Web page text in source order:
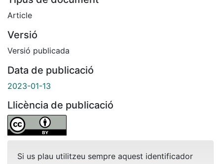
Article
Versió
Versió publicada
Data de publicació
2023-01-13
Llicència de publicació
Si us plau utilitzeu sempre aquest identificador